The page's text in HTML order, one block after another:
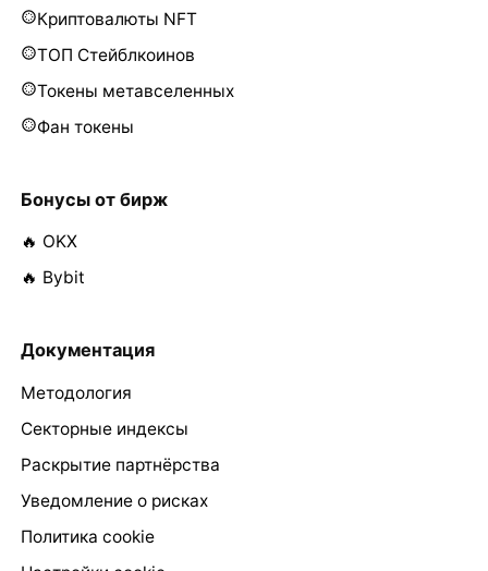
Криптовалюты NFT
ТОП Стейблкоинов
Токены метавселенных
Фан токены
Бонусы от бирж
🔥 OKX
🔥 Bybit
Документация
Методология
Секторные индексы
Раскрытие партнёрства
Уведомление о рисках
Политика cookie